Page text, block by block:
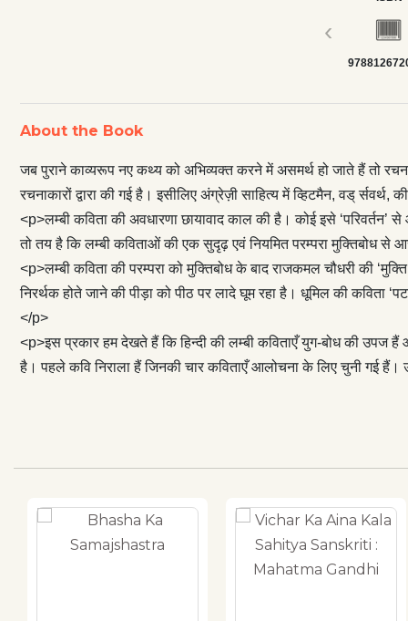
अवधारणा
छाया’ से।
मानते हैं।
जाने की पीड़ा
कविता है। यह
आज़ादी के मोह
कविताएँ युग-
कविताओं का
शामिल है। पहले
‹
About the Book
जब पुराने काव्यरूप नए कथ्य को अभिव्यक्त करने में असमर्थ हो जाते हैं तो
रचनाकारों द्वारा की गई है। इसीलिए अंग्रेज़ी साहित्य में व्हिटमैन, वड्
<p>लम्बी कविता की अवधारणा छायावाद काल की है। कोई इसे
तो तय है कि लम्बी कविताओं की एक सुदृढ़ एवं नियमित परम्परा मुक्तिबोध से
<p>लम्बी कविता की परम्परा को मुक्तिबोध के बाद राजकमल चौधरी की
निरर्थक होते जाने की पीड़ा को पीठ पर लादे घूम रहा है। धूमिल की
</p>
<p>इस प्रकार हम देखते हैं कि हिन्दी की लम्बी कविताएँ युग-बोध की उपज
है। पहले कवि निराला हैं जिनकी चार कविताएँ आलोचना के लिए चुनी गई